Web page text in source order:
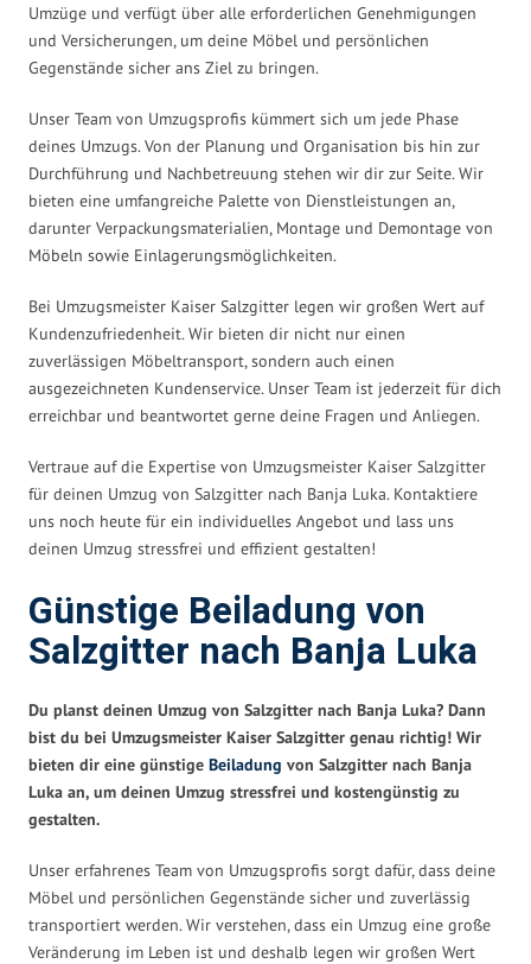
Umzüge und verfügt über alle erforderlichen Genehmigungen
und Versicherungen, um deine Möbel und persönlichen
Gegenstände sicher ans Ziel zu bringen.
Unser Team von Umzugsprofis kümmert sich um jede Phase
deines Umzugs. Von der Planung und Organisation bis hin zur
Durchführung und Nachbetreuung stehen wir dir zur Seite. Wir
bieten eine umfangreiche Palette von Dienstleistungen an,
darunter Verpackungsmaterialien, Montage und Demontage von
Möbeln sowie Einlagerungsmöglichkeiten.
Bei Umzugsmeister Kaiser Salzgitter legen wir großen Wert auf
Kundenzufriedenheit. Wir bieten dir nicht nur einen
zuverlässigen Möbeltransport, sondern auch einen
ausgezeichneten Kundenservice. Unser Team ist jederzeit für dich
erreichbar und beantwortet gerne deine Fragen und Anliegen.
Vertraue auf die Expertise von Umzugsmeister Kaiser Salzgitter
für deinen Umzug von Salzgitter nach Banja Luka. Kontaktiere
uns noch heute für ein individuelles Angebot und lass uns
deinen Umzug stressfrei und effizient gestalten!
Günstige Beiladung von
Salzgitter nach Banja Luka
Du planst deinen Umzug von Salzgitter nach Banja Luka? Dann
bist du bei Umzugsmeister Kaiser Salzgitter genau richtig! Wir
bieten dir eine günstige Beiladung von Salzgitter nach Banja
Luka an, um deinen Umzug stressfrei und kostengünstig zu
gestalten.
Unser erfahrenes Team von Umzugsprofis sorgt dafür, dass deine
Möbel und persönlichen Gegenstände sicher und zuverlässig
transportiert werden. Wir verstehen, dass ein Umzug eine große
Veränderung im Leben ist und deshalb legen wir großen Wert